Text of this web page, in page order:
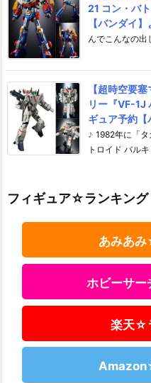
21 コン・バ
【バンダイ
んでこんなの出
【超時空要
リー『VF-1J
ギュア予約
♪ 1982年に「
トロイド バル
フィギュア☆ランキング
あみあ
ホビーサ
楽天☆